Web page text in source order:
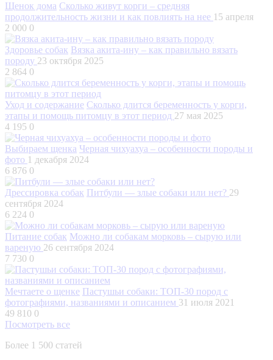
Щенок дома Сколько живут корги – средняя
продолжительность жизни и как повлиять на нее 15 апреля
2 000 0
Здоровье собак Вязка акита-ину – как правильно вязать
породу 23 октября 2025
2 864 0
Уход и содержание Сколько длится беременность у корги,
этапы и помощь питомцу в этот период 27 мая 2025
4 195 0
Выбираем щенка Черная чихуахуа – особенности породы и
фото 1 декабря 2024
6 876 0
Дрессировка собак Питбули — злые собаки или нет? 29
сентября 2024
6 224 0
Питание собак Можно ли собакам морковь – сырую или
вареную 26 сентября 2024
7 730 0
Мечтаете о щенке Пастушьи собаки: ТОП-30 пород с
фотографиями, названиями и описанием 31 июля 2021
49 810 0
Посмотреть все
Более 1 500 статей